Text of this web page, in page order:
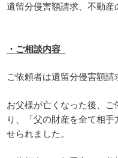
遺留分侵害額請求、不動
・ご相談内容
ご依頼者は遺留分侵害額請
お父様が亡くなった後、
り、「父の財産を全て相
せられました。